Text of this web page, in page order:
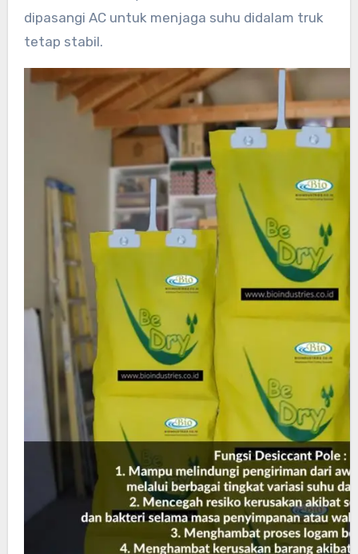
dipasangi AC untuk menjaga suhu didalam truk
tetap stabil.